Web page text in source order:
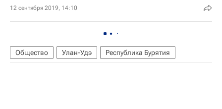
12 сентября 2019, 14:10
Общество Улан-Удэ Республика Бурятия